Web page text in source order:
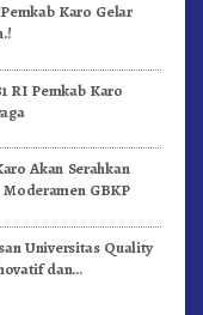
Karo Gelar
RI Pemkab Karo
Akan Serahkan
GBKP
Universitas Quality
dan